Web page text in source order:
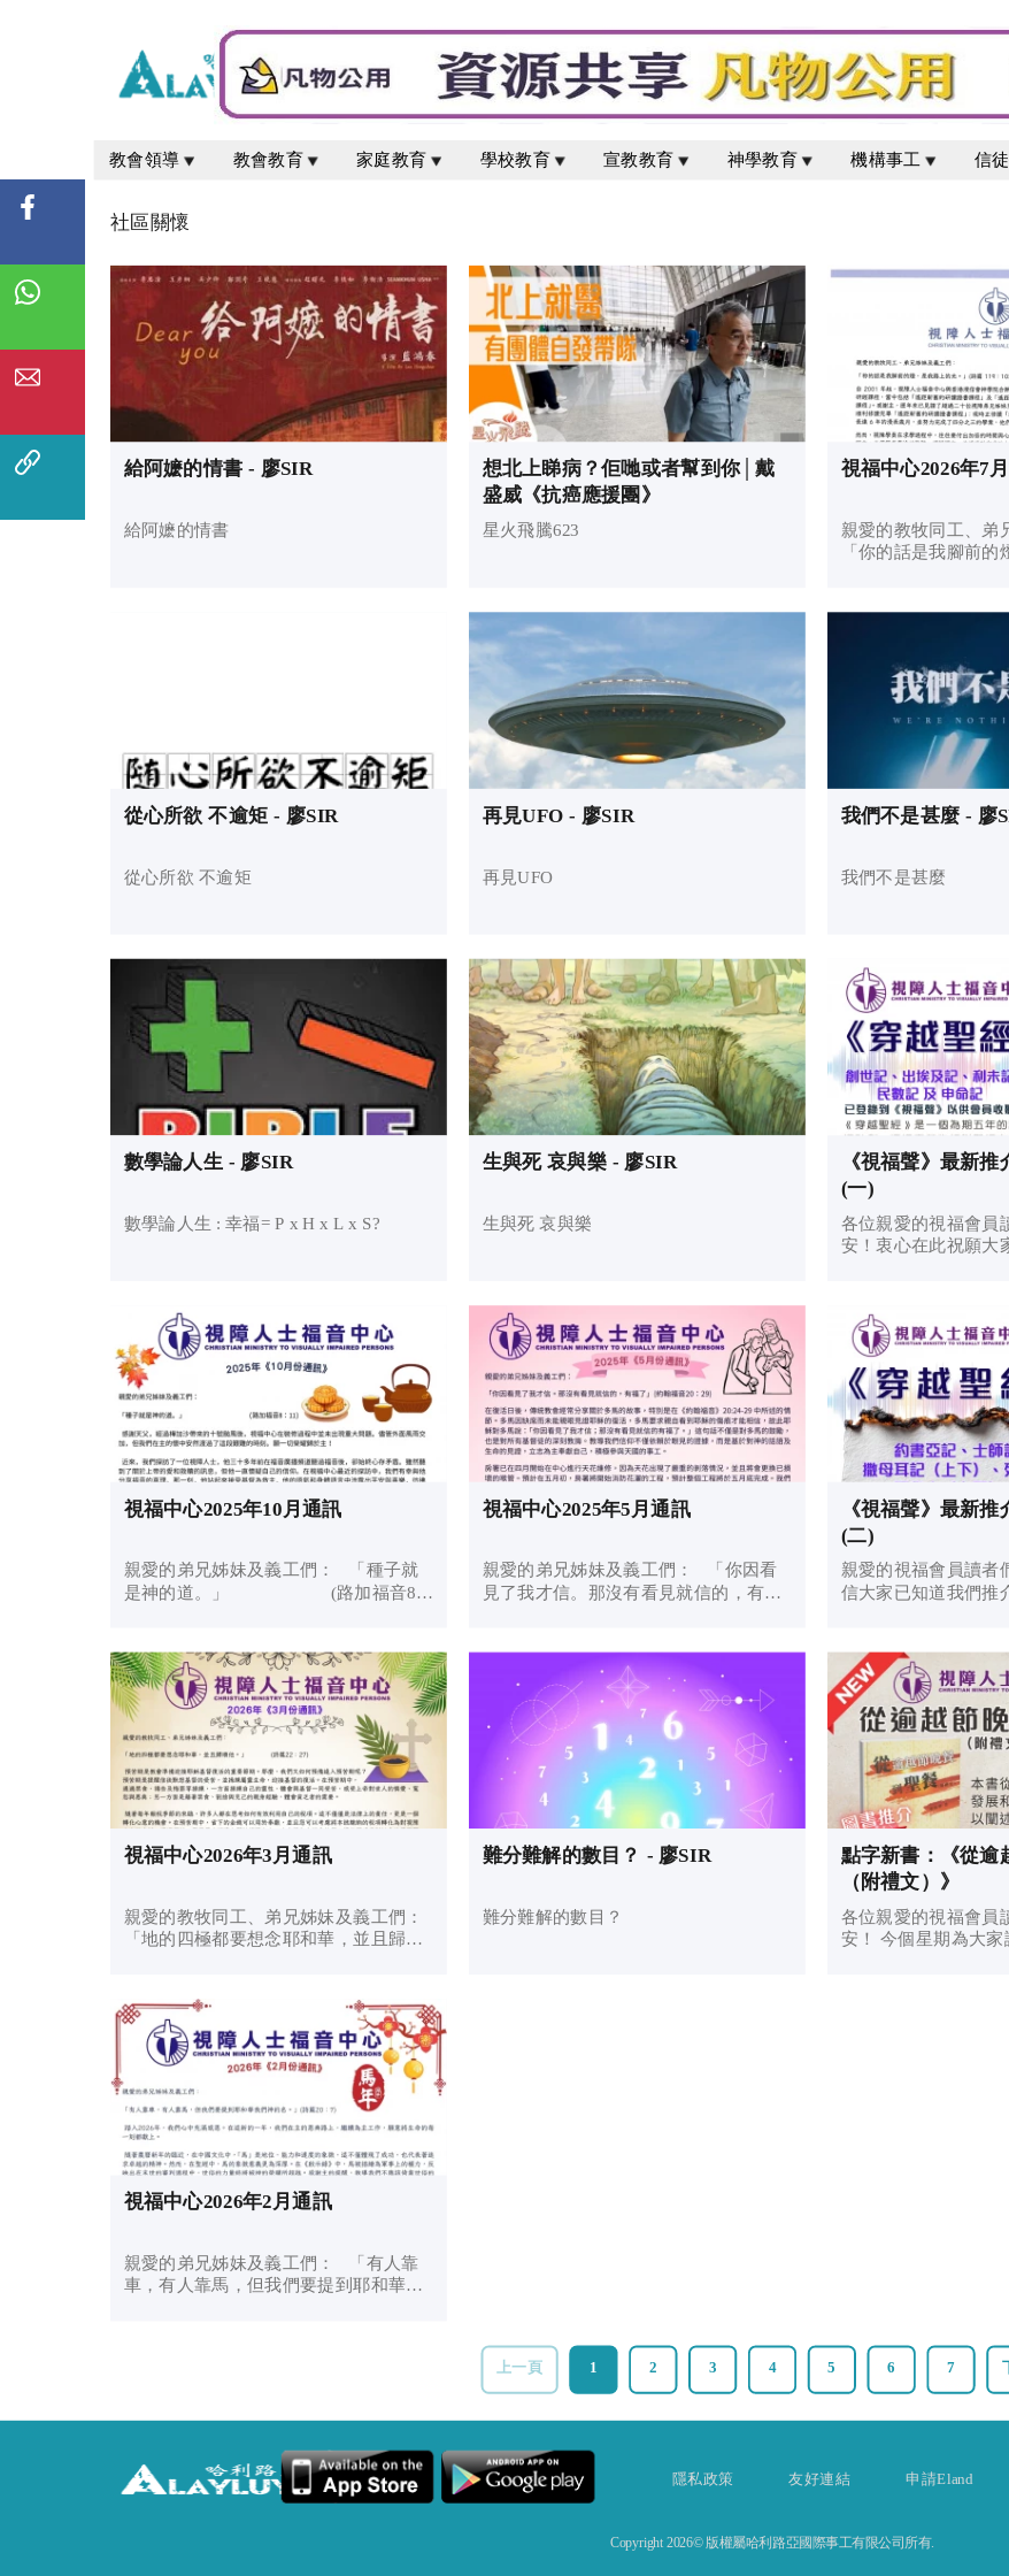
教會領導 教會教育 家庭教育 學校教育 宣教教育 神學教育 機構事工 信
社區關懷
給阿嬷的情書 - 廖SIR
給阿嬷的情書
想北上睇病？佢哋或者幫到你│戴
盛威《抗癌應援團》
星火飛騰623
視福中心2026年7
親愛的教牧同工、弟
「你的話是我腳前的
學院合辦了「靈光工
從心所欲 不逾矩 - 廖SIR
從心所欲 不逾矩
再見UFO - 廖SIR
再見UFO
我們不是甚麼 - 廖
我們不是甚麼
數學論人生 - 廖SIR
數學論人生 : 幸福= P x H x L x S?
生與死 哀與樂 - 廖SIR
生與死 哀與樂
《視福聲》最新推
(一)
各位親愛的視福會員讀者
安！衷心在此祝願大
跑，得著從上主而來
視福中心2025年10月通訊
親愛的弟兄姊妹及義工們： 「種子就
是神的道。」 (路加福音8：
現重大問題。儘管外面風雨交加，但我
們在主的懷中安...
視福中心2025年5月通訊
親愛的弟兄姊妹及義工們： 「你因看
見了我才信。那沒有看見就信的，有福
別是在《約翰福音》20:24-29中所述的情
節。多馬因缺席而未能親...
《視福聲》最新推
(二)
親愛的視福會員讀者們： 主內平安
信大家已知道我們推
得記、撒母耳記（上
下）、歷代志（上下
視福中心2026年3月通訊
親愛的教牧同工、弟兄姊妹及義工們：
「地的四極都要想念耶和華，並且歸順
我們又如何預備進入預苦期呢？預苦期
是提醒信徒默想基督的受...
難分難解的數目？ - 廖SIR
難分難解的數目？
點字新書：《從逾
（附禮文）》
各位親愛的視福會員讀者們
安！ 今個星期為大家誠意推介由道聲出
視福中心2026年2月通訊
親愛的弟兄姊妹及義工們： 「有人靠
車，有人靠馬，但我們要提到耶和華我
上一頁 1 2 3 4 5 6 7
隱私政策 友好連結 申請Eland
Copyright 2026© 版權屬哈利路亞國際事工有限公司所有.